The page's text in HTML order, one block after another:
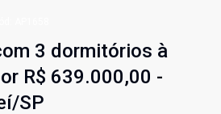
3 dormitórios à
R$ 639.000,00 -
SP